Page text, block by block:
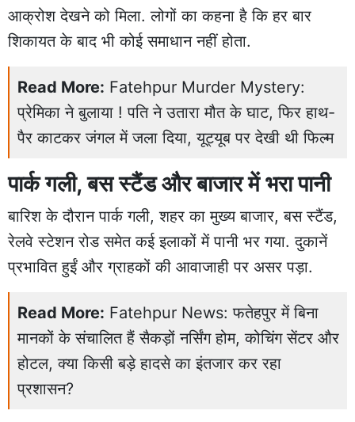
आक्रोश देखने को मिला. लोगों का कहना है कि हर बार
शिकायत के बाद भी कोई समाधान नहीं होता.
Read More: Fatehpur Murder Mystery:
प्रेमिका ने बुलाया ! पति ने उतारा मौत के घाट, फिर हाथ-
पैर काटकर जंगल में जला दिया, यूट्यूब पर देखी थी फिल्म
पार्क गली, बस स्टैंड और बाजार में भरा पानी
बारिश के दौरान पार्क गली, शहर का मुख्य बाजार, बस स्टैंड,
रेलवे स्टेशन रोड समेत कई इलाकों में पानी भर गया. दुकानें
प्रभावित हुईं और ग्राहकों की आवाजाही पर असर पड़ा.
Read More: Fatehpur News: फतेहपुर में बिना
मानकों के संचालित हैं सैकड़ों नर्सिंग होम, कोचिंग सेंटर और
होटल, क्या किसी बड़े हादसे का इंतजार कर रहा
प्रशासन?